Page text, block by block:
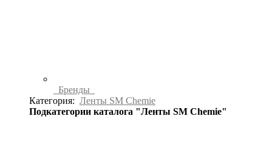
Бренды
Категория: Ленты SM Chemie
Подкатегории каталога "Ленты SM Chemie"